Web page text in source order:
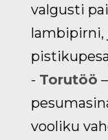
valgusti
- Torutöö
vooliku